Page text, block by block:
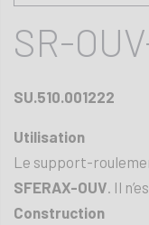
SR-
SU.510.001222
Utilisation
Le support-
SFERAX-OUV . Il
Construction